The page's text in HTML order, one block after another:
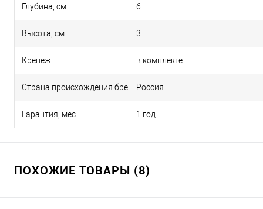
Глубина, см 6
Высота, см 3
Крепеж в комплекте
Россия
Гарантия, мес 1 год
ПОХОЖИЕ ТОВАРЫ (8)